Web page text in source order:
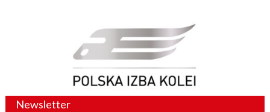
Newsletter